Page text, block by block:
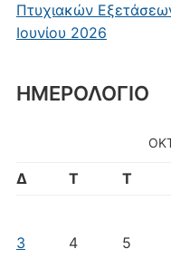
Πτυχιακών
Ιουνίου 2026
ΗΜΕΡΟΛΟΓΙΟ
Δ Τ Τ
3
4 5